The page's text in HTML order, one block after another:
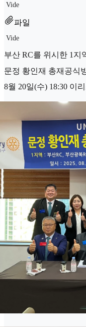
Vide
파일
Vide
부산 RC를 위시한 1지
문정 황인재 총재공식
8월 20일(수) 18:30 이